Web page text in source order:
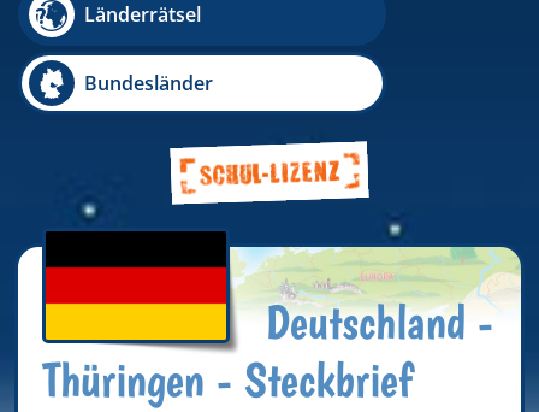
Länderrätsel
Bundesländer
Deutschland -
Thüringen - Steckbrief